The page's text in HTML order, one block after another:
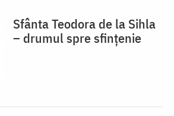
Sfânta Teodora de la Sihla
– drumul spre sfințenie